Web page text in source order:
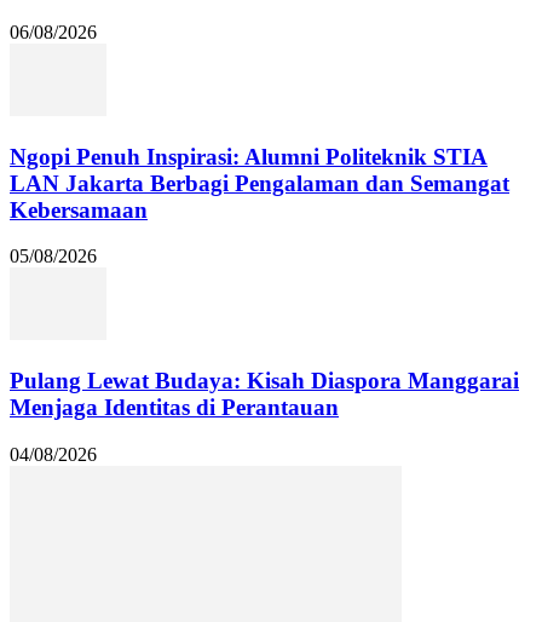
06/08/2026
Ngopi Penuh Inspirasi: Alumni Politeknik STIA
LAN Jakarta Berbagi Pengalaman dan Semangat
Kebersamaan
05/08/2026
Pulang Lewat Budaya: Kisah Diaspora Manggarai
Menjaga Identitas di Perantauan
04/08/2026